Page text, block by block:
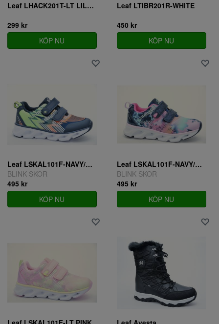
Leaf LHACK201T-LT LILAC
299 kr
KÖP NU
Leaf LTIBR201R-WHITE
450 kr
KÖP NU
Leaf LSKAL101F-NAVY/LIME
BLINK SKOR
495 kr
KÖP NU
Leaf LSKAL101F-NAVY/PINK
BLINK SKOR
495 kr
KÖP NU